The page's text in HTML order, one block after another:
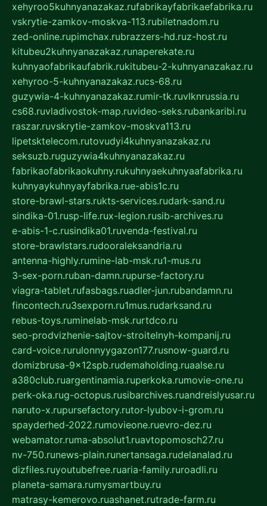
xehyroo5kuhnyanazakaz.rufabrikayfabrikaefabrika.ru
vskrytie-zamkov-moskva-113.rubiletnadom.ru
zed-online.rupimchax.rubrazzers-hd.ruz-host.ru
kitubeu2kuhnyanazakaz.runaperekate.ru
kuhnyaofabrikaufabrik.rukitubeu-2-kuhnyanazakaz.ru
xehyroo-5-kuhnyanazakaz.rucs-68.ru
guzywia-4-kuhnyanazakaz.rumir-tk.ruvlknrussia.ru
cs68.ruvladivostok-map.ruvideo-seks.rubankaribi.ru
raszar.ruvskrytie-zamkov-moskva113.ru
lipetsktelecom.rutovudyi4kuhnyanazakaz.ru
seksuzb.ruguzywia4kuhnyanazakaz.ru
fabrikaofabrikaokuhny.rukuhnyaekuhnyaafabrika.ru
kuhnyaykuhnyayfabrika.rue-abis1c.ru
store-brawl-stars.rukts-services.rudark-sand.ru
sindika-01.rusp-life.rux-legion.rusib-archives.ru
e-abis-1-c.rusindika01.ruvenda-festival.ru
store-brawlstars.rudooraleksandria.ru
antenna-highly.rumine-lab-msk.ru1-mus.ru
3-sex-porn.ruban-damn.rupurse-factory.ru
viagra-tablet.rufasbags.ruadler-jun.rubandamn.ru
fincontech.ru3sexporn.ru1mus.rudarksand.ru
rebus-toys.ruminelab-msk.rurtdco.ru
seo-prodvizhenie-sajtov-stroitelnyh-kompanij.ru
card-voice.rurulonnyygazon177.rusnow-guard.ru
domizbrusa-9x12spb.rudemaholding.ruaalse.ru
a380club.ruargentinamia.ruperkoka.rumovie-one.ru
perk-oka.rug-octopus.rusibarchives.ruandreislyusar.ru
naruto-x.rupursefactory.rutor-lyubov-i-grom.ru
spayderhed-2022.rumovieone.ruevro-dez.ru
webamator.ruma-absolut1.ruavtopomosch27.ru
nv-750.runews-plain.runertansaga.rudelanalad.ru
dizfiles.ruyoutubefree.ruaria-family.ruroadli.ru
planeta-samara.rumysmartbuy.ru
matrasy-kemerovo.ruashanet.rutrade-farm.ru